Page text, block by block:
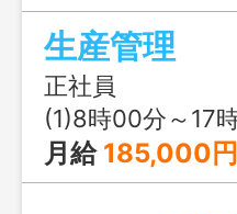
合 があります
予定どおり完成
将来的には現場
わっていける方を
す。
社の定める業務
生産管理
正社員
(1)8時00分～17
月給 185,000